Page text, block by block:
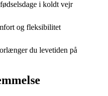
i koldt vejr
og fleksibilitet
du levetiden på